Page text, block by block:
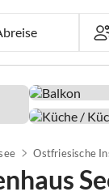
Ostfriesische